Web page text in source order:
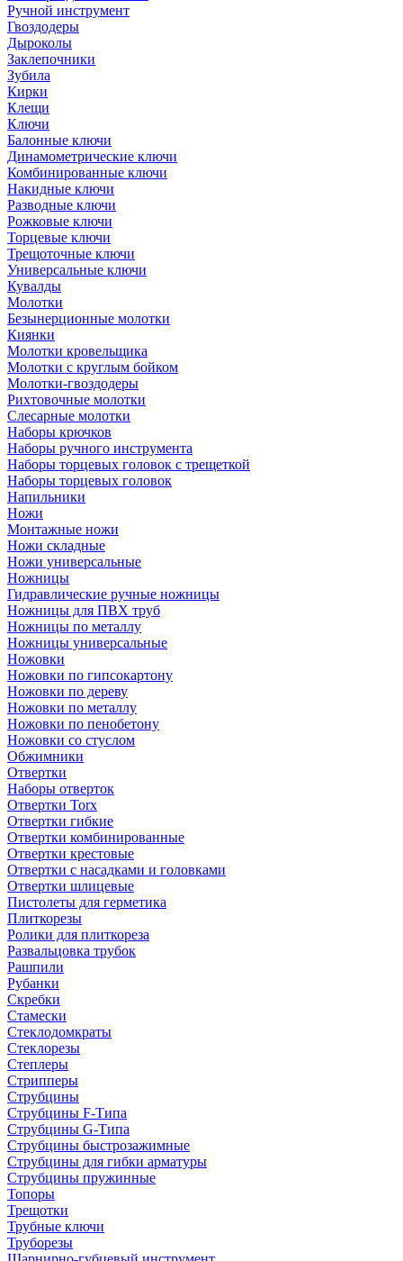
Ручной инструмент
Гвоздодеры
Дыроколы
Заклепочники
Зубила
Кирки
Клещи
Ключи
Балонные ключи
Динамометрические ключи
Комбинированные ключи
Накидные ключи
Разводные ключи
Рожковые ключи
Торцевые ключи
Трещоточные ключи
Универсальные ключи
Кувалды
Молотки
Безынерционные молотки
Киянки
Молотки кровельщика
Молотки с круглым бойком
Молотки-гвоздодеры
Рихтовочные молотки
Слесарные молотки
Наборы крючков
Наборы ручного инструмента
Наборы торцевых головок с трещеткой
Наборы торцевых головок
Напильники
Ножи
Монтажные ножи
Ножи складные
Ножи универсальные
Ножницы
Гидравлические ручные ножницы
Ножницы для ПВХ труб
Ножницы по металлу
Ножницы универсальные
Ножовки
Ножовки по гипсокартону
Ножовки по дереву
Ножовки по металлу
Ножовки по пенобетону
Ножовки со стуслом
Обжимники
Отвертки
Наборы отверток
Отвертки Torx
Отвертки гибкие
Отвертки комбинированные
Отвертки крестовые
Отвертки с насадками и головками
Отвертки шлицевые
Пистолеты для герметика
Плиткорезы
Ролики для плиткореза
Развальцовка трубок
Рашпили
Рубанки
Скребки
Стамески
Стеклодомкраты
Стеклорезы
Степлеры
Стрипперы
Струбцины
Струбцины F-Типа
Струбцины G-Типа
Струбцины быстрозажимные
Струбцины для гибки арматуры
Струбцины пружинные
Топоры
Трещотки
Трубные ключи
Труборезы